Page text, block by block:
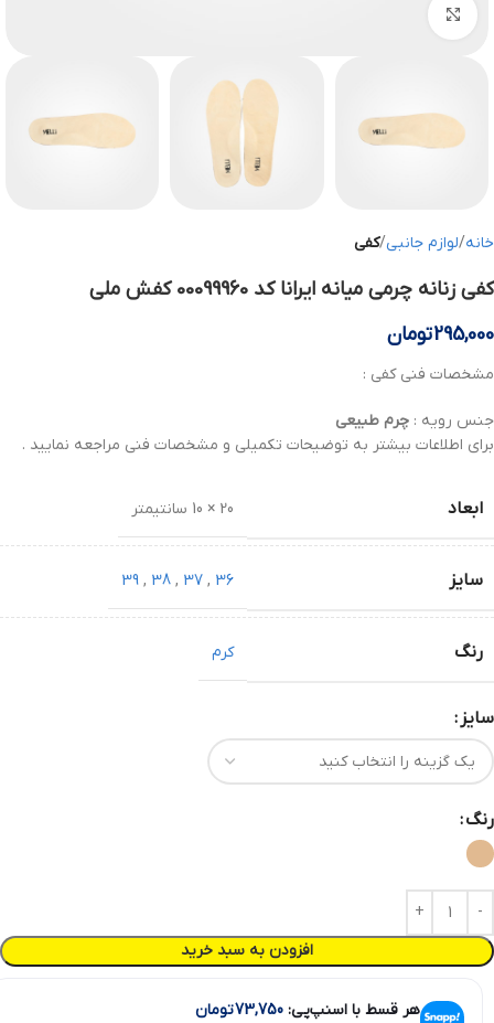
خانه لوازم جانبی کفی
کفی زنانه چرمی میانه ایرانا کد 00099960 کفش ملی
295,000تومان
مشخصات فنی کفی :
جنس رویه : چرم طبیعی
برای اطلاعات بیشتر به توضیحات تکمیلی و مشخصات فنی مراجعه نمایید .
ابعاد 20 × 10 سانتیمتر
سایز 36
,
37
,
38
,
39
رنگ کرم
سایز
رنگ
افزودن به سبد خرید
هر قسط با اسنپ‌پی: 73,750تومان